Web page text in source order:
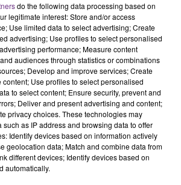
NUCLÉAIRE DE CHOOZ
semaine que la centrale
est à l'arrêt. Une situation
intense qui est toujours
do the following data processing based on
legitimate interest: Store and/or access
Use limited data to select advertising; Create
advertising; Use profiles to select personalised
performance; Measure content
audiences through statistics or combinations
Develop and improve services; Create
Use profiles to select personalised
to select content; Ensure security, prevent and
Deliver and present advertising and content;
privacy choices. These technologies may
as IP address and browsing data to offer
Identify devices based on information actively
geolocation data; Match and combine data from
different devices; Identify devices based on
automatically.